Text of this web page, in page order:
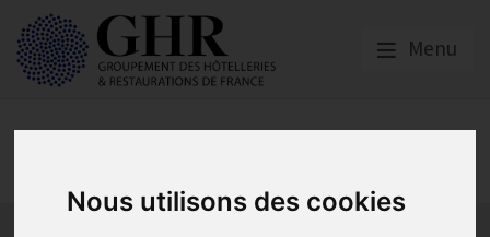
Nous utilisons des cookies
Menu